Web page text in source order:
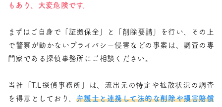
もあり、大変危険です。
まずはご自身で「証拠保全」と「削除要請」を行い、その上
で警察が動かないプライバシー侵害などの事案は、調査の専
門家である探偵事務所にご相談ください。
当社「T.L探偵事務所」は、流出元の特定や拡散状況の調査
を得意としており、 弁護士と連携して法的な削除や損害賠償